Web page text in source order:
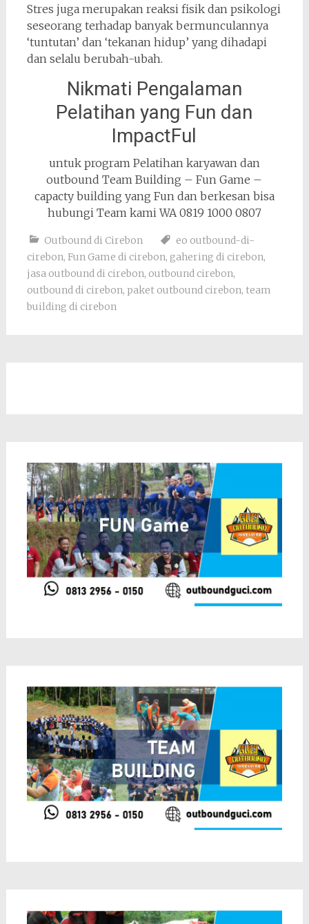
Stres juga merupakan reaksi fisik dan psikologi
seseorang terhadap banyak bermunculannya
‘tuntutan’ dan ‘tekanan hidup’ yang dihadapi
dan selalu berubah-ubah.
Nikmati Pengalaman
Pelatihan yang Fun dan
ImpactFul
untuk program Pelatihan karyawan dan
outbound Team Building – Fun Game –
capacty building yang Fun dan berkesan bisa
hubungi Team kami WA 0819 1000 0807
Outbound di Cirebon
eo outbound-di-
cirebon, Fun Game di cirebon, gahering di cirebon,
jasa outbound di cirebon, outbound cirebon,
outbound di cirebon, paket outbound cirebon, team
building di cirebon